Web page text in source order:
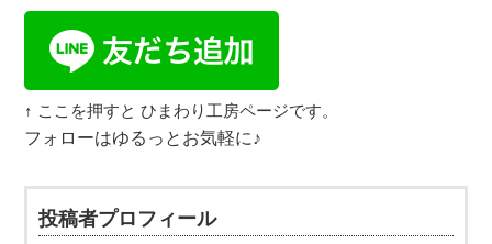
↑ ここを押すと ひまわり工房ページです。
フォローはゆるっとお気軽に♪
投稿者プロフィール